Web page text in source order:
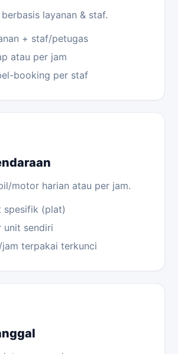
layanan & staf.
+ staf/petugas
atau per jam
booking per staf
motor harian atau per jam.
spesifik (plat)
unit sendiri
jam terpakai terkunci